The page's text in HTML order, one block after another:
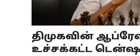
திமுகவின்
உச்சக்கட்ட